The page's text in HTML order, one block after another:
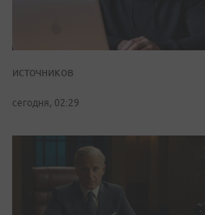
источников
сегодня, 02:29